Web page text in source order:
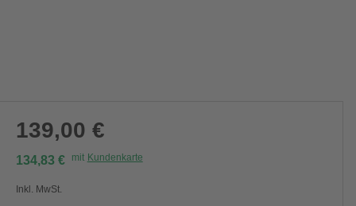
139,00 €
134,83 € mit Kundenkarte
Inkl. MwSt.